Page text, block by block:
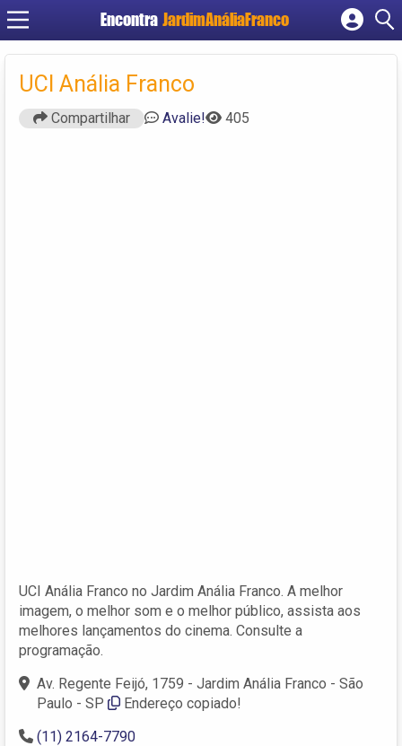
Encontra JardimAnáliaFranco
Cadastrar empresa
Criar conta
UCI Anália Franco
Compartilhar Avalie! 405
UCI Anália Franco no Jardim Anália Franco. A melhor
imagem, o melhor som e o melhor público, assista aos
melhores lançamentos do cinema. Consulte a
programação.
Av. Regente Feijó, 1759 - Jardim Anália Franco - São
Paulo - SP
Endereço copiado!
(11) 2164-7790